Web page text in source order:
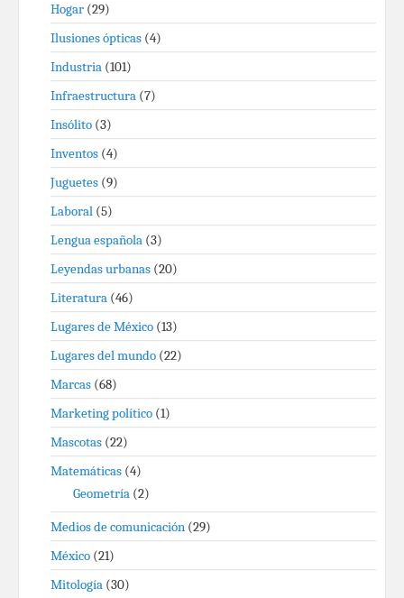
Hogar (29)
Ilusiones ópticas (4)
Industria (101)
Infraestructura (7)
Insólito (3)
Inventos (4)
Juguetes (9)
Laboral (5)
Lengua española (3)
Leyendas urbanas (20)
Literatura (46)
Lugares de México (13)
Lugares del mundo (22)
Marcas (68)
Marketing político (1)
Mascotas (22)
Matemáticas (4)
Geometría (2)
Medios de comunicación (29)
México (21)
Mitología (30)